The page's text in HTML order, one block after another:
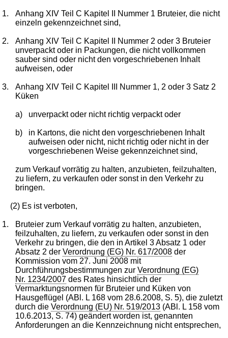
1.
Anhang XIV Teil C Kapitel II Nummer 1 Bruteier, die nicht
einzeln gekennzeichnet sind,
2.
Anhang XIV Teil C Kapitel II Nummer 2 oder 3 Bruteier
unverpackt oder in Packungen, die nicht vollkommen
sauber sind oder nicht den vorgeschriebenen Inhalt
aufweisen, oder
3.
Anhang XIV Teil C Kapitel III Nummer 1, 2 oder 3 Satz 2
Küken
a) unverpackt oder nicht richtig verpackt oder
b)
in Kartons, die nicht den vorgeschriebenen Inhalt
aufweisen oder nicht, nicht richtig oder nicht in der
vorgeschriebenen Weise gekennzeichnet sind,
zum Verkauf vorrätig zu halten, anzubieten, feilzuhalten,
zu liefern, zu verkaufen oder sonst in den Verkehr zu
bringen.
(2) Es ist verboten,
1.
Bruteier zum Verkauf vorrätig zu halten, anzubieten,
feilzuhalten, zu liefern, zu verkaufen oder sonst in den
Verkehr zu bringen, die den in Artikel 3 Absatz 1 oder
Absatz 2 derVerordnung (EG) Nr. 617/2008 der
Kommission vom 27. Juni 2008 mit
Durchführungsbestimmungen zurVerordnung (EG)
Nr. 1234/2007 des Rates hinsichtlich der
Vermarktungsnormen für Bruteier und Küken von
Hausgeflügel (ABl. L 168 vom 28.6.2008, S. 5), die zuletzt
durch dieVerordnung (EU) Nr. 519/2013 (ABl. L 158 vom
10.6.2013, S. 74) geändert worden ist, genannten
Anforderungen an die Kennzeichnung nicht entsprechen,